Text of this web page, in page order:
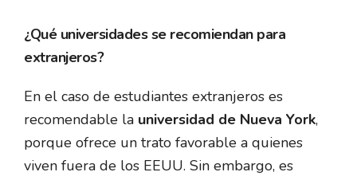
¿Qué universidades se recomiendan para
extranjeros?
En el caso de estudiantes extranjeros es
recomendable la universidad de Nueva York,
porque ofrece un trato favorable a quienes
viven fuera de los EEUU. Sin embargo, es